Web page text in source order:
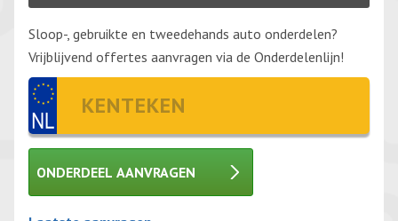
Sloop-, gebruikte en tweedehands auto onderdelen?
Vrijblijvend offertes aanvragen via de Onderdelenlijn!
ONDERDEEL AANVRAGEN